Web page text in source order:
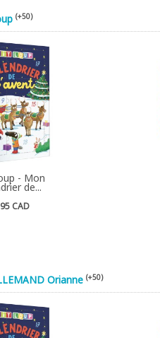
(+50)
- Mon
de...
CAD
Orianne (+50)